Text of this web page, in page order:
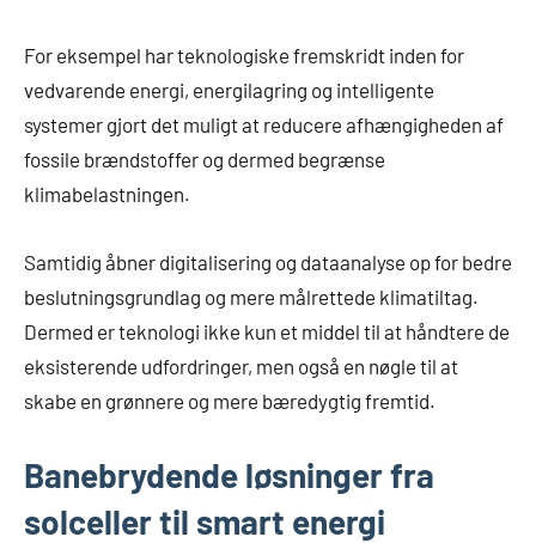
For eksempel har teknologiske fremskridt inden for
vedvarende energi, energilagring og intelligente
systemer gjort det muligt at reducere afhængigheden af
fossile brændstoffer og dermed begrænse
klimabelastningen.
Samtidig åbner digitalisering og dataanalyse op for bedre
beslutningsgrundlag og mere målrettede klimatiltag.
Dermed er teknologi ikke kun et middel til at håndtere de
eksisterende udfordringer, men også en nøgle til at
skabe en grønnere og mere bæredygtig fremtid.
Banebrydende løsninger fra
solceller til smart energi